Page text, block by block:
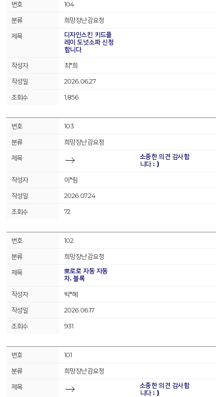
104
희망장난감요청
디자인스킨 키드플
레이 도넛소파 신청
합니다
최*희
2026.06.27
1,856
103
희망장난감요청
소중한 의견 감사합
니다 : )
이*림
2026.07.24
72
102
희망장난감요청
뽀로로 자동 자동
차. 블록
박*혜
2026.06.17
931
101
희망장난감요청
소중한 의견 감사합
니다 : )